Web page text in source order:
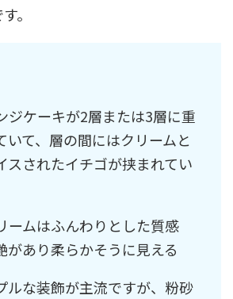
。
ジケーキが2層または3層に重
いて、層の間にはクリームと
スされたイチゴが挟まれてい
ームはふんわりとした質感
があり柔らかそうに見える
ルな装飾が主流ですが、粉砂